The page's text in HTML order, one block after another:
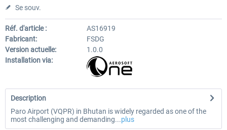
Se souv.
Réf. d'article :
AS16919
Fabricant:
FSDG
Version actuelle:
1.0.0
Installation via:
Description
Paro Airport (VQPR) in Bhutan is widely regarded as one of the
most challenging and demanding...plus